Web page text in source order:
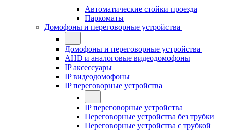
Автоматические стойки проезда
Паркоматы
Домофоны и переговорные устройства
Домофоны и переговорные устройства
AHD и аналоговые видеодомофоны
IP аксессуары
IP видеодомофоны
IP переговорные устройства
IP переговорные устройства
Переговорные устройства без трубки
Переговорные устройства с трубкой